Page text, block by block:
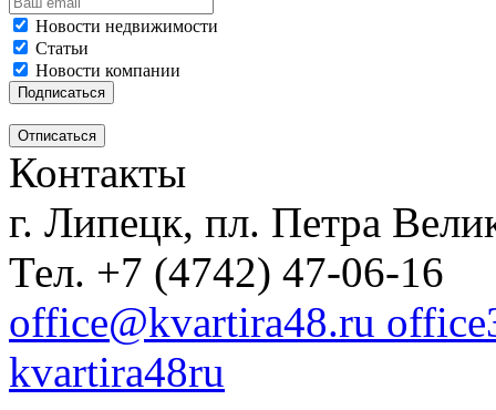
Новости недвижимости
Статьи
Новости компании
Контакты
г. Липецк, пл. Петра
Тел. +7 (4742) 47-06-16
office@kvartira48.ru
kvartira48ru